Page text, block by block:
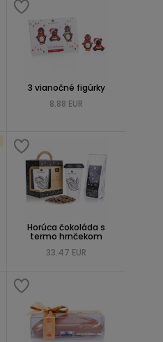
3 vianočné figúrky
8.88 EUR
Horúca čokoláda s
termo hrnčekom
33.47 EUR